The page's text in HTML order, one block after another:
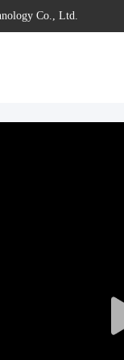
Co., Ltd.